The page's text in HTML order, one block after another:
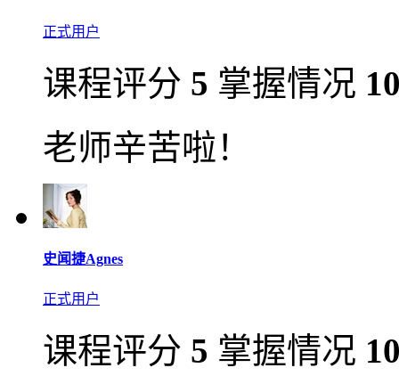
正式用户
课程评分 5 掌握情况
老师辛苦啦！
史闻捷Agnes
正式用户
课程评分 5 掌握情况